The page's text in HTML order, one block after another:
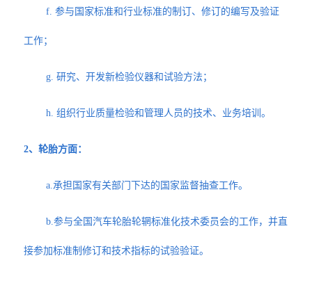
f. 参与国家标准和行业标准的制订、修订的编写及验证
工作；
g. 研究、开发新检验仪器和试验方法；
h. 组织行业质量检验和管理人员的技术、业务培训。
2、轮胎方面：
a.承担国家有关部门下达的国家监督抽查工作。
b.参与全国汽车轮胎轮辋标准化技术委员会的工作，并直
接参加标准制修订和技术指标的试验验证。